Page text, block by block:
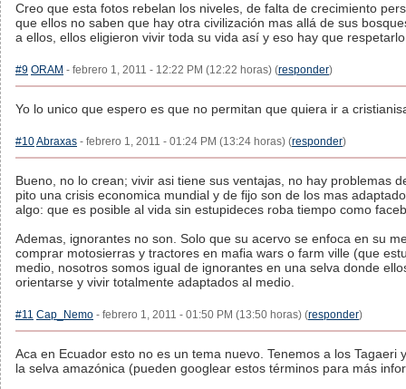
Creo que esta fotos rebelan los niveles, de falta de crecimiento
que ellos no saben que hay otra civilización mas allá de sus
a ellos, ellos eligieron vivir toda su vida así y eso hay que
#9 ORAM - febrero 1, 2011 - 12:22 PM (12:22 horas) (responder)
Yo lo unico que espero es que no permitan que quiera ir a
#10Abraxas - febrero 1, 2011 - 01:24 PM (13:24 horas) (responder)
Bueno, no lo crean; vivir asi tiene sus ventajas, no hay problemas
pito una crisis economica mundial y de fijo son de los mas
algo: que es posible al vida sin estupideces roba tiempo como
Ademas, ignorantes no son. Solo que su acervo se enfoca en su
comprar motosierras y tractores en mafia wars o farm ville (que
medio, nosotros somos igual de ignorantes en una selva donde
orientarse y vivir totalmente adaptados al medio.
#11 Cap_Nemo - febrero 1, 2011 - 01:50 PM (13:50 horas) (responder)
Aca en Ecuador esto no es un tema nuevo. Tenemos a los
la selva amazónica (pueden googlear estos términos para más